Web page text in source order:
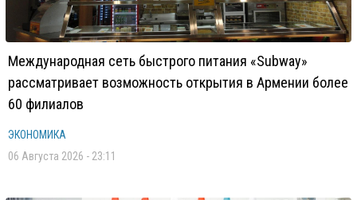
Международная сеть быстрого питания «Subway»
рассматривает возможность открытия в Армении более
60 филиалов
ЭКОНОМИКА
06 Августа 2026 - 23:11